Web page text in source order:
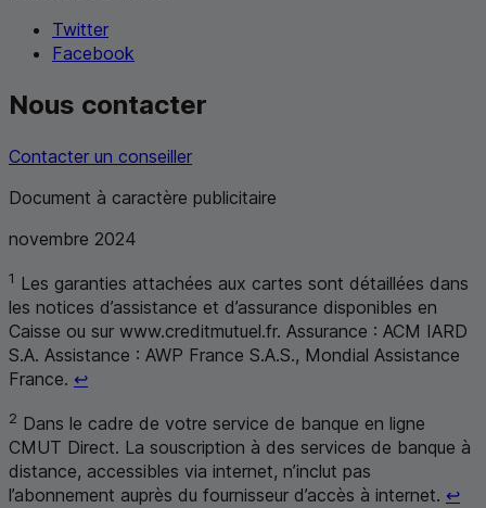
Twitter
Facebook
Nous contacter
Contacter un conseiller
Document à caractère publicitaire
novembre 2024
1 Les garanties attachées aux cartes sont détaillées dans
les notices d’assistance et d’assurance disponibles en
Caisse ou sur www.creditmutuel.fr. Assurance : ACM IARD
S.A. Assistance : AWP France S.A.S., Mondial Assistance
France. ↩Retour au renvoi 1
2 Dans le cadre de votre service de banque en ligne
CMUT Direct. La souscription à des services de banque à
distance, accessibles via internet, n’inclut pas
l’abonnement auprès du fournisseur d’accès à internet. ↩